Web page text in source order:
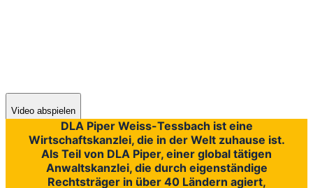
Video abspielen
DLA Piper Weiss-Tessbach ist eine
Wirtschaftskanzlei, die in der Welt zuhause ist.
Als Teil von DLA Piper, einer global tätigen
Anwaltskanzlei, die durch eigenständige
Rechtsträger in über 40 Ländern agiert,